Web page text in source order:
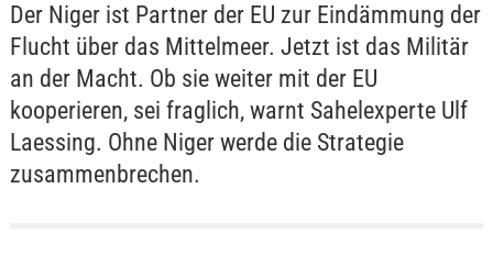
Der Niger ist Partner der EU zur Eindämmung der
Flucht über das Mittelmeer. Jetzt ist das Militär
an der Macht. Ob sie weiter mit der EU
kooperieren, sei fraglich, warnt Sahelexperte Ulf
Laessing. Ohne Niger werde die Strategie
zusammenbrechen.